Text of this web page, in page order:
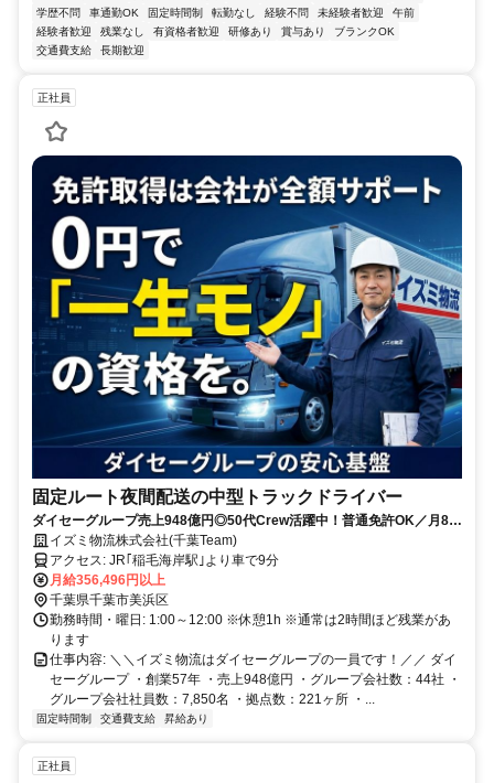
学歴不問
車通勤OK 固定時間制 転勤なし 経験不問 未経験者歓迎
午前
経験者歓迎
残業なし 有資格者歓迎 研修あり 賞与あり
ブランクOK
交通費支給
長期歓迎
正社員
固定ルート夜間配送の中型トラックドライバー
ダイセーグループ売上948億円◎50代Crew活躍中！普通免許OK／月8〜
9日休み／資格取得支援あり／女性も活躍中／長く働ける環境です
イズミ物流株式会社(千葉Team)
アクセス: JR｢稲毛海岸駅｣より車で9分
月給356,496円以上
千葉県千葉市美浜区
勤務時間・曜日: 1:00～12:00 ※休憩1h ※通常は2時間ほど残業があ
ります
仕事内容: ＼＼イズミ物流はダイセーグループの一員です！／／ ダイ
セーグループ ・創業57年 ・売上948億円 ・グループ会社数：44社 ・
グループ会社社員数：7,850名 ・拠点数：221ヶ所 ・...
固定時間制 交通費支給 昇給あり
正社員